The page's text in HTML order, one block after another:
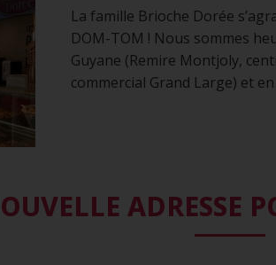
La famille Brioche Dorée
DOM-TOM ! Nous sommes
Guyane (Remire Montjoly,
commercial Grand Large) et
ADRESSE